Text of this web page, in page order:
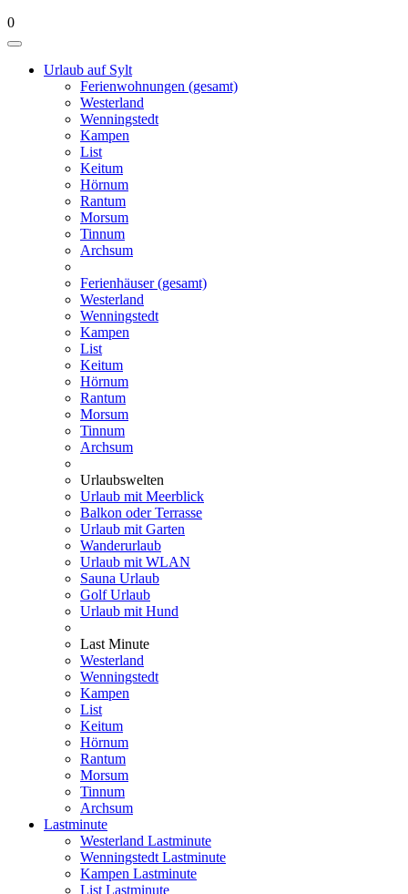
0
Urlaub auf Sylt
Ferienwohnungen (gesamt)
Westerland
Wenningstedt
Kampen
List
Keitum
Hörnum
Rantum
Morsum
Tinnum
Archsum
Ferienhäuser (gesamt)
Westerland
Wenningstedt
Kampen
List
Keitum
Hörnum
Rantum
Morsum
Tinnum
Archsum
Urlaubswelten
Urlaub mit Meerblick
Balkon oder Terrasse
Urlaub mit Garten
Wanderurlaub
Urlaub mit WLAN
Sauna Urlaub
Golf Urlaub
Urlaub mit Hund
Last Minute
Westerland
Wenningstedt
Kampen
List
Keitum
Hörnum
Rantum
Morsum
Tinnum
Archsum
Lastminute
Westerland Lastminute
Wenningstedt Lastminute
Kampen Lastminute
List Lastminute